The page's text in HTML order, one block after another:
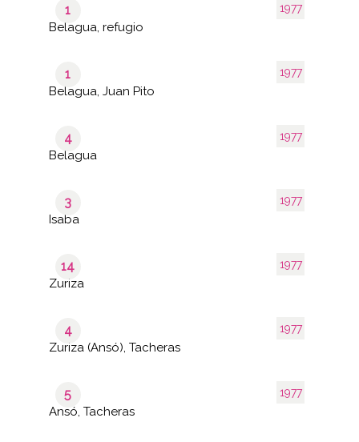
1977
1
Belagua, refugio
1977
1
Belagua, Juan Pito
1977
4
Belagua
1977
3
Isaba
1977
14
Zuriza
1977
4
Zuriza (Ansó), Tacheras
1977
5
Ansó, Tacheras